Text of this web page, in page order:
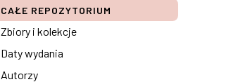
CAŁE REPOZYTORIUM
Zbiory i kolekcje
Daty wydania
Autorzy